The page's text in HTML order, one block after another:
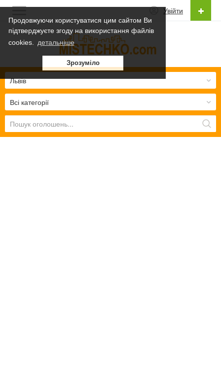
Продовжуючи користуватися цим сайтом Ви
підтверджуєте згоду на використання файлів
cookies.
детальніше
Зрозуміло
Увійти
Українська
Українська
Русский
Всі категорії
Львів